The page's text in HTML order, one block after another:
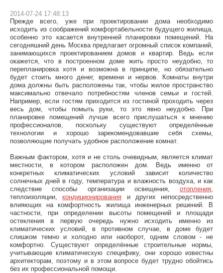
2014-07-24 17:48:13
Прежде всего, уже при проектировании дома необходимо
исходить из соображений комфортабельности будущего жилища,
особенно это касается внутренней планировки помещений. На
сегодняшний день Москва предлагает огромный список компаний,
занимающихся проектированием домов и квартир. Ведь если
окажется, что в построенном доме жить просто неудобно, то
перепланировка хотя и возможна в принципе, но обязательно
будет стоить много денег, времени и нервов. Комнаты внутри
дома должны быть расположены так, чтобы жилое пространство
максимально отвечало потребностям членов семьи и гостей.
Например, если гостям приходится из гостиной проходить через
весь дом, чтобы помыть руки, то это явно неудобно. При
планировке помещений лучше всего прислушаться к мнению
профессионалов, поскольку существуют определённые
технологии и хорошо зарекомендовавшие себя схемы,
позволяющие получать удобное расположение комнат.
Важным фактором, хотя и не столь очевидным, является климат
местности, в котором расположен дом. Ведь именно от
конкретных климатических условий зависит количество
солнечных дней в году, температура и влажность воздуха, и как
следствие способы организации освещения,отопления
теплоизоляции,кондиционирования и других непосредственно
влияющих на комфортность жилища инженерных решений. В
частности, при определении высоты помещений и площади
остекления в первую очередь нужно исходить именно из
климатических условий, в противном случае, в доме будет
слишком темно и холодно или наоборот, одним словом - не
комфортно. Существуют определённые строительные нормы,
учитывающие климатическую специфику, они хорошо известны
архитекторам, поэтому и в этом вопросе будет трудно обойтись
без их профессиональной помощи.